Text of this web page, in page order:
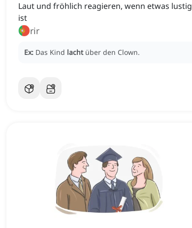
Laut und fröhlich reagieren, wenn etwas lustig
ist
rir
Ex: Das Kind lacht über den Clown.